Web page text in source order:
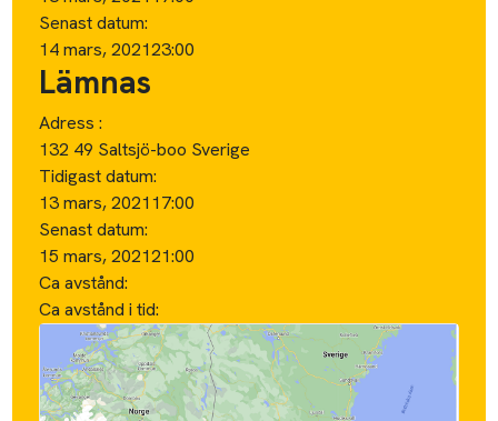
Senast datum:
14 mars, 202123:00
Lämnas
Adress :
132 49 Saltsjö-boo Sverige
Tidigast datum:
13 mars, 202117:00
Senast datum:
15 mars, 202121:00
Ca avstånd:
Ca avstånd i tid: